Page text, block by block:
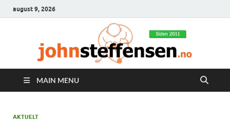
august 9, 2026
MAIN MENU
AKTUELT